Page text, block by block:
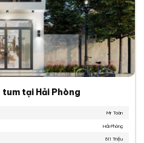
tum tại Hải Phòng
Mr Toàn
Hải Phòng
811 Triệu